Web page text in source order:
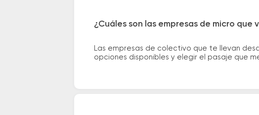
¿Cuáles son las empresas de micro que
Las empresas de colectivo que te llevan
opciones disponibles y elegir el pasaje que